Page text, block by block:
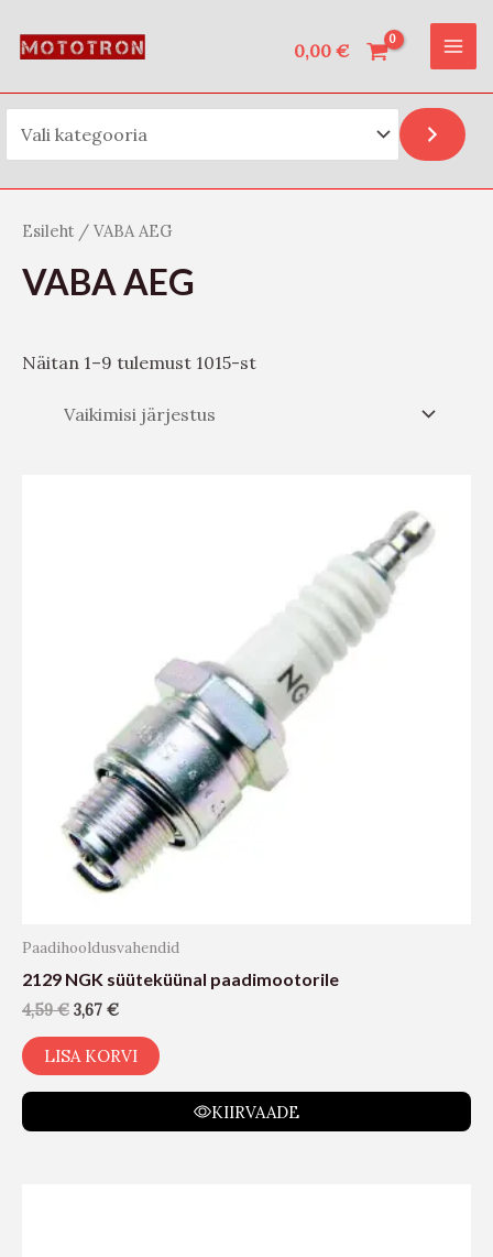
0,00 €
t
s
Esileht / VABA AEG
VABA AEG
Näitan 1–9 tulemust 1015-st
Paadihooldusvahendid
2129 NGK süüteküünal paadimootorile
4,59€ 3,67 €
LISA KORVI
KIIRVAADE